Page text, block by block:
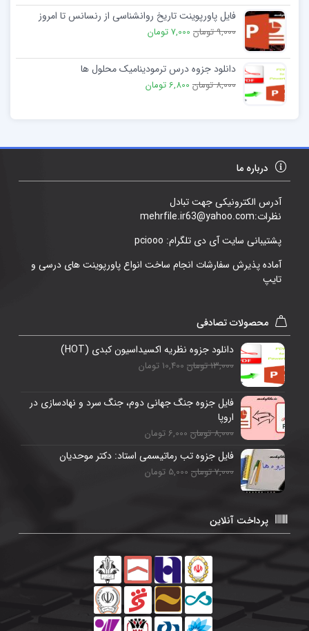
فایل پاورپوینت تاریخ روانشناسی از رنسانس تا امروز
9,000 تومان 7,000 تومان
دانلود جزوه درس ترمودینامیک محلول ها
8,000 تومان 6,800 تومان
درباره ما
آدرس الکترونیکی جهت تبادل
نظرات:mehrfile.ir63@yahoo.com
پشتیبانی سایت آی دی تلگرام: pciooo
آماده پذیرش سفارشات انجام ساخت انواع پاورپوینت های درسی و
تایپ
محصولات تصادفی
دانلود جزوه نظریه اکسیداسیون کبدی (HOT)
13,000 تومان 10,400 تومان
فایل جزوه جنگ جهانی دوم، جنگ سرد و نهادسازی در
اروپا
8,000 تومان 6,000 تومان
فایل جزوه تب رماتیسمی استاد: دکتر موحدیان
7,000 تومان 5,000 تومان
پرداخت آنلاین